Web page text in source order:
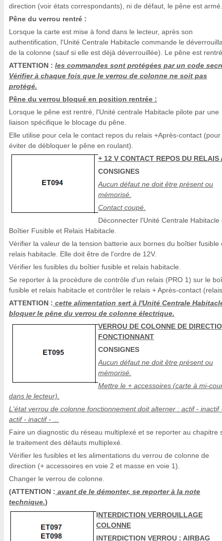
direction (voir états correspondants), ni de défaut, le pêne est armé.
Pêne du verrou rentré :
Lorsque la carte est mise à fond dans le lecteur, après son
authentification, l'Unité Centrale Habitacle commande le
de la colonne (sauf si elle est déjà déverrouillée). Le pêne est
ATTENTION : les commandes sont protégées par un code
Vérifier à chaque fois que le verrou de colonne ne soit pas
protégé.
Pêne du verrou bloqué en position rentrée :
Lorsque le pêne est rentré, l'Unité centrale Habitacle pilote par une
liaison spécifique le blocage du pêne.
Elle utilise pour cela le contact repos du relais +Après-contact (pour
éviter de débloquer le pêne en roulant).
+ 12 V CONTACT REPOS DU RELAIS
CONSIGNES
Aucun défaut ne doit être présent ou
mémorisé.
Contact coupé.
Déconnecter l'Unité Centrale Habitacle
Boîtier Fusible et Relais Habitacle.
Vérifier la valeur de la tension batterie aux bornes du boîtier fusible
relais habitacle. Elle doit être de l'ordre de 12V.
Vérifier les fusibles du boîtier fusible et relais habitacle.
Se reporter à la procédure de contrôle d'un relais (PRO 1) sur le
fusible et relais habitacle et contrôler le relais + Après-contact
ATTENTION : cette alimentation sert à l'Unité Centrale
bloquer le pêne du verrou de colonne électrique.
VERROU DE COLONNE DE
FONCTIONNANT
CONSIGNES
Aucun défaut ne doit être présent ou
mémorisé.
Mettre le + accessoires (carte à mi-
dans le lecteur).
L'état verrou de colonne fonctionnement doit alterner : actif - inactif
actif - inactif - ...
Faire un diagnostic du réseau multiplexé et se reporter au chapitre
le traitement des défauts multiplexé.
Vérifier les fusibles et les alimentations du verrou de colonne de
direction (+ accessoires en voie 2 et masse en voie 1).
Changer le verrou de colonne.
(ATTENTION : avant de le démonter, se reporter à la note
technique.)
INTERDICTION VERROUILLAGE
COLONNE
INTERDICTION VERROU : AIRBAG